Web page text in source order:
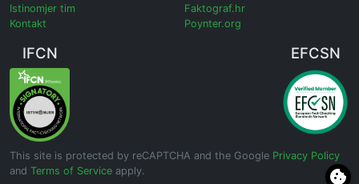
Istinomjer tim
Kontakt
Faktograf.hr
Poynter.org
IFCN EFCSN
This site is protected by reCAPTCHA and the Google Privacy Policy
and Terms of Service apply.